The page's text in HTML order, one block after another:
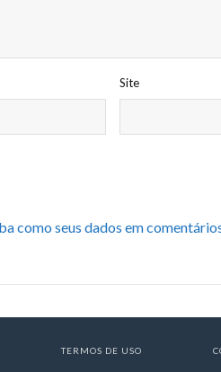
Site
como seus dados em
TERMOS DE USO